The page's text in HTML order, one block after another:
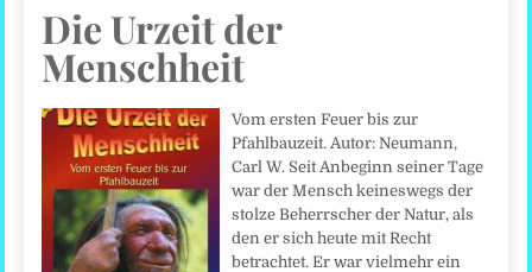
Die Urzeit der
Menschheit
Vom ersten Feuer bis zur
Pfahlbauzeit. Autor: Neumann,
Carl W. Seit Anbeginn seiner Tage
war der Mensch keineswegs der
stolze Beherrscher der Natur, als
den er sich heute mit Recht
betrachtet. Er war vielmehr ein